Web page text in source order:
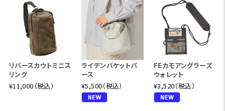
のに会います。ちょっと昔の森の中には、こんなへんないきも
のが、どうもいたらしいのです。でもよおく探せば、まだきっと
いる。見つからないのは、いないと思いこんでいるから。 販売
店舗:Foxfireオンラインストア及び一部のFoxfireストア (Fo
xfire 秋田西武、Foxfire FKD宇都宮、Foxfire 伊勢丹浦和、
Foxfire そごう大宮、Foxfire そごう千葉、Foxfire 東武船
橋、Foxfire 北千住マルイ、Foxfire 新宿タカシマヤ、Foxfire
新宿京王、Foxfire 東武池袋、Foxfire 西武池袋、Foxfire 伊
リバースカウトミニス
リング
¥11,000（税込）
ライデンバケットパ
ース
¥5,500（税込）
FEカモアングラーズ
ウォレット
¥3,520（税込）